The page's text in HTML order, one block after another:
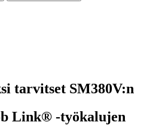
tarvitset SM380V:n
Link® -työkalujen